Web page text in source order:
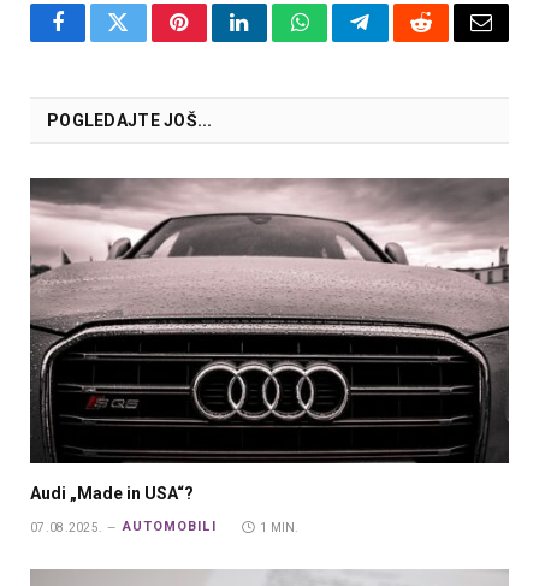
FacebookTwitterPinterestLinkedInWhatsAppTelegramRedditEmail
POGLEDAJTE JOŠ...
Audi „Made in USA“?
07.08.2025. AUTOMOBILI 1 MIN.